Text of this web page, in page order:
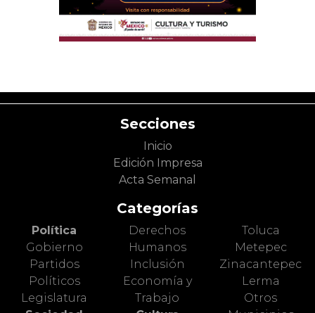
Secciones
Inicio
Edición Impresa
Acta Semanal
Categorías
Política
Gobierno
Partidos
Políticos
Legislatura
Derechos
Humanos
Inclusión
Economía y
Trabajo
Toluca
Metepec
Zinacantepec
Lerma
Otros